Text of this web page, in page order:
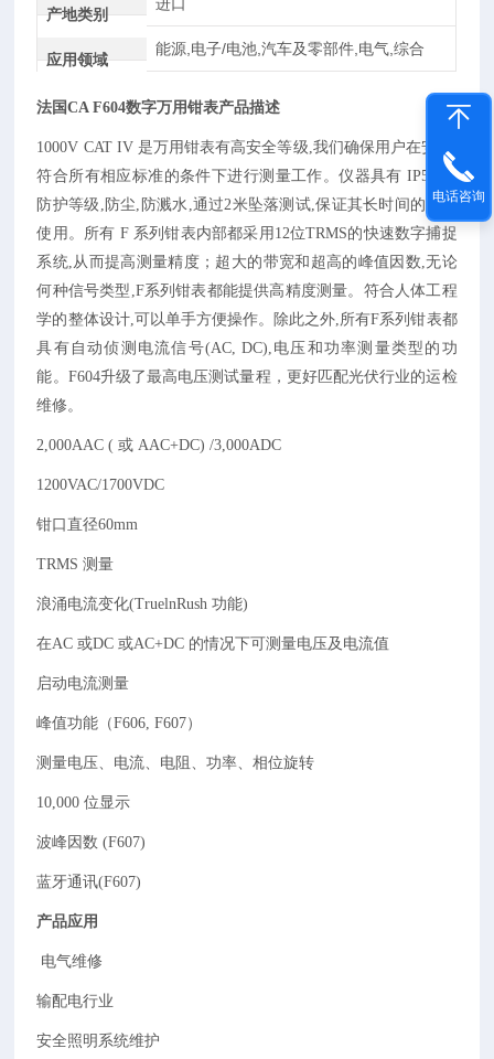
产地类别
应用领域
能源,电子/电池,汽车及零部件,电气,综合
法国CA F604数字万用钳表产品描述
1000V CAT IV 是万用钳表有高安全等级,我们确保用户在安全
符合所有相应标准的条件下进行测量工作。仪器具有 IP54
的
防护等级 , 防尘, 防溅水,通过2米坠落测试,保证其长时间的安全
使用。所有 F 系列钳表内部都采用 12位TRMS的快速数字捕捉
系统,从而提高测量精度；超大的带宽和超高的峰值因数,无论
何种信号类型 ,F系列钳表都能提供高精度测量。符合人体工程
学的整体设计,可以单手方便操作。除此之外,所有F系列钳表都
具有自动侦测电流信号(AC, DC), 电压和功率测量类型的功
能。 F604升级了最高电压测试量程，更好匹配光伏行业的运检
维修。
2,000AAC (或 AAC+DC) /3,000ADC
1200VAC/1700VDC
钳口直径60mm
TRMS测量
浪涌电流变化(TruelnRush功能)
在AC或DC或AC+DC 的情况下可测量电压及电流值
启动电流测量
峰值功能（F606, F607）
测量电压、电流、电阻、功率、相位旋转
10,000位显示
波峰因数 (F607)
蓝牙通讯(F607)
产品应用
电气维修
输配电行业
安全照明系统维护
电话咨询